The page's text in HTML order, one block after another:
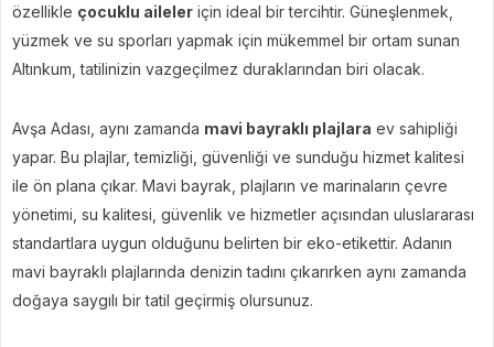
özellikle çocuklu aileler için ideal bir tercihtir. Güneşlenmek,
yüzmek ve su sporları yapmak için mükemmel bir ortam sunan
Altınkum, tatilinizin vazgeçilmez duraklarından biri olacak.
Avşa Adası, aynı zamanda mavi bayraklı plajlara ev sahipliği
yapar. Bu plajlar, temizliği, güvenliği ve sunduğu hizmet kalitesi
ile ön plana çıkar. Mavi bayrak, plajların ve marinaların çevre
yönetimi, su kalitesi, güvenlik ve hizmetler açısından uluslararası
standartlara uygun olduğunu belirten bir eko-etikettir. Adanın
mavi bayraklı plajlarında denizin tadını çıkarırken aynı zamanda
doğaya saygılı bir tatil geçirmiş olursunuz.